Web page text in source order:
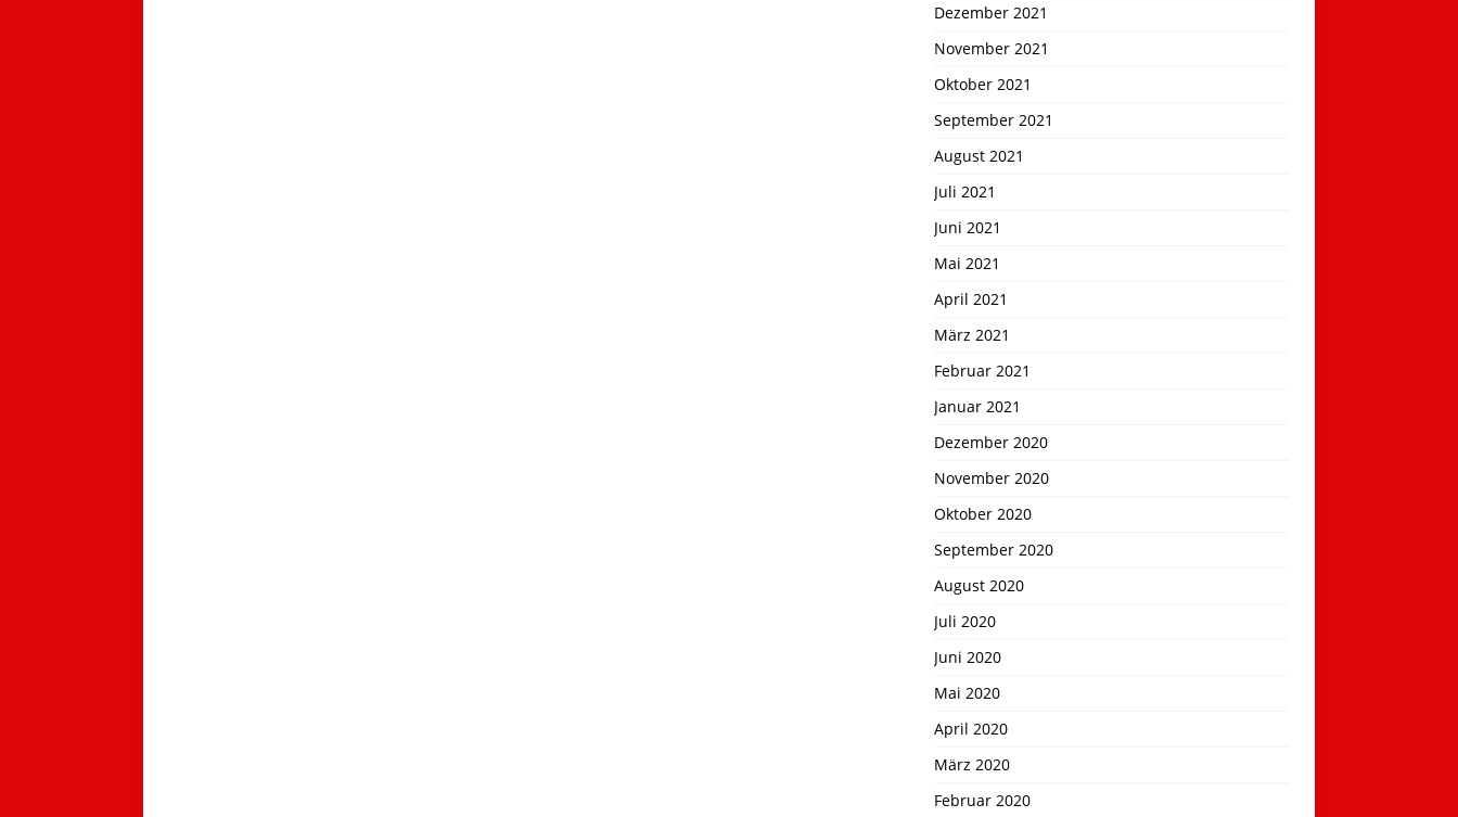
Dezember 2021
November 2021
Oktober 2021
September 2021
August 2021
Juli 2021
Juni 2021
Mai 2021
April 2021
März 2021
Februar 2021
Januar 2021
Dezember 2020
November 2020
Oktober 2020
September 2020
August 2020
Juli 2020
Juni 2020
Mai 2020
April 2020
März 2020
Februar 2020